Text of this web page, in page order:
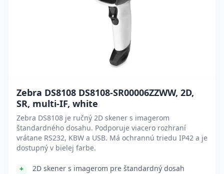
Zebra DS8108 DS8108-SR00006ZZWW, 2D,
SR, multi-IF, white
Zebra DS8108 je ručný 2D skener s imagerom
štandardného dosahu. Podporuje viacero rozhraní
vrátane RS232, KBW a USB. Má ochrannú triedu IP42 a je
dostupný v bielej farbe.
2D skener s imagerom pre štandardný dosah